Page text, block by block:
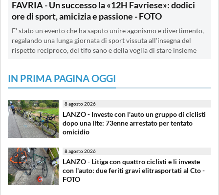
FAVRIA - Un successo la «12H Favriese»: dodici
ore di sport, amicizia e passione - FOTO
E' stato un evento che ha saputo unire agonismo e divertimento,
regalando una lunga giornata di sport vissuta all'insegna del
rispetto reciproco, del tifo sano e della voglia di stare insieme
IN PRIMA PAGINA OGGI
8 agosto 2026
LANZO - Investe con l'auto un gruppo di ciclisti
dopo una lite: 73enne arrestato per tentato
omicidio
8 agosto 2026
LANZO - Litiga con quattro ciclisti e li investe
con l'auto: due feriti gravi elitrasportati al Cto -
FOTO